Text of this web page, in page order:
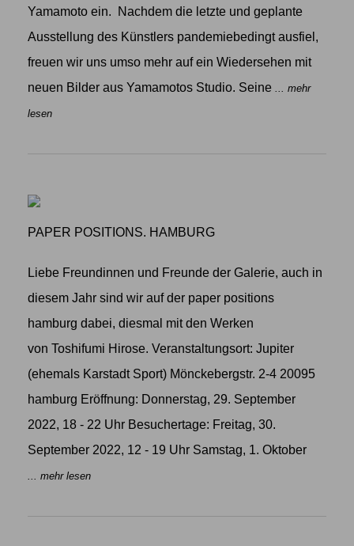
Yamamoto ein. Nachdem die letzte und geplante
Ausstellung des Künstlers pandemiebedingt ausfiel,
freuen wir uns umso mehr auf ein Wiedersehen mit
neuen Bilder aus Yamamotos Studio. Seine ... mehr
lesen
PAPER POSITIONS. HAMBURG
Liebe Freundinnen und Freunde der Galerie, auch in
diesem Jahr sind wir auf der paper positions
hamburg dabei, diesmal mit den Werken
von Toshifumi Hirose. Veranstaltungsort: Jupiter
(ehemals Karstadt Sport) Mönckebergstr. 2-4 20095
hamburg Eröffnung: Donnerstag, 29. September
2022, 18 - 22 Uhr Besuchertage: Freitag, 30.
September 2022, 12 - 19 Uhr Samstag, 1. Oktober
... mehr lesen